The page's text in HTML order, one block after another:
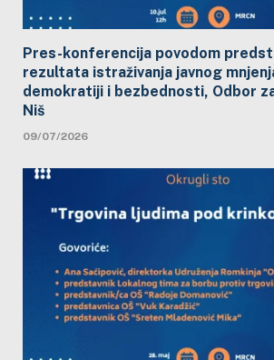
Pres-konferencija povodom
rezultata istraživanja javnog
demokratiji i bezbednosti, Odbor
Niš
09/07/2026